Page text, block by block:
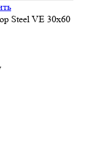
Steel VE 30х60